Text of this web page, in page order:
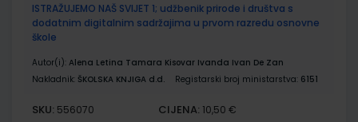
ISTRAŽUJEMO NAŠ SVIJET 1; udžbenik prirode i društva s
dodatnim digitalnim sadržajima u prvom razredu osnovne
škole
Autor(i): Alena Letina Tamara Kisovar Ivanda Ivan De Zan
Nakladnik: ŠKOLSKA KNJIGA d.d. Registarski broj ministarstva: 6151
SKU: 556070 CIJENA: 10,50 €